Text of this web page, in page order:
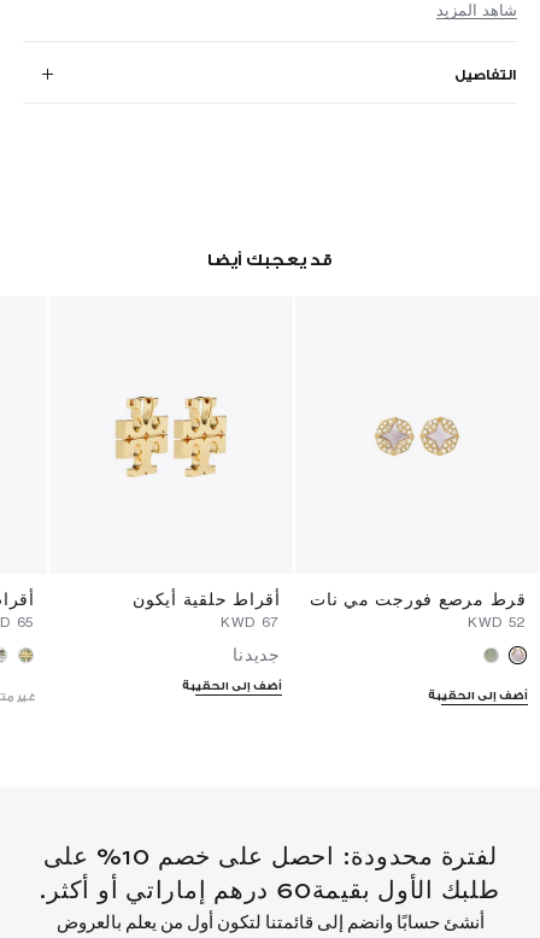
شاهد المزيد
التفاصيل
قد يعجبك أيضا
قرط مرصع فورجت مي نات
أضف إلى الحقيبة
أقراط حلقية أيكون
جديدنا
أضف إلى الحقيبة
غير
لفترة محدودة: احصل على خصم 10% على
طلبك الأول بقيمة60 درهم إماراتي أو أكثر.
أنشئ حسابًا وانضم إلى قائمتنا لتكون أول من يعلم بالعروض